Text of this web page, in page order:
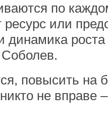
по
ресурс или
динамика
повысить на
не вправе